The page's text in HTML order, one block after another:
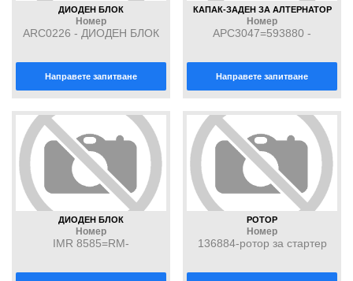
ДИОДЕН БЛОК
Номер
ARC0226 - ДИОДЕН БЛОК
Направете запитване
КАПАК-ЗАДЕН ЗА АЛТЕРНАТОР
Номер
APC3047=593880 -
Направете запитване
ДИОДЕН БЛОК
Номер
IMR 8585=RM-
РОТОР
Номер
136884-ротор за стартер